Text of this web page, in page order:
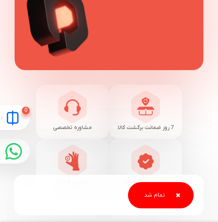
7 روز ضمانت برگشت کالا مشاوره تخصصی
تضمین اصالت کالا